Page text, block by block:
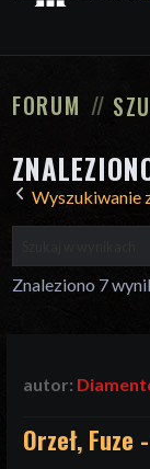
FORUM
Wyszukiwanie
Znaleziono 7
autor:
Orzeł,